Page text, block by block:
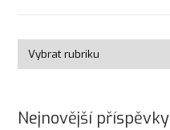
Nejnovější příspěvky